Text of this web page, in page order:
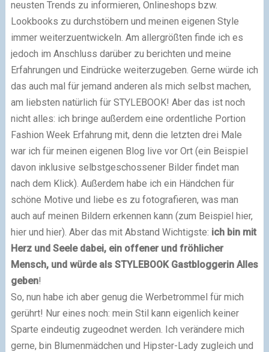
neusten Trends zu informieren, Onlineshops bzw.
Lookbooks zu durchstöbern und meinen eigenen Style
immer weiterzuentwickeln. Am allergrößten finde ich es
jedoch im Anschluss darüber zu berichten und meine
Erfahrungen und Eindrücke weiterzugeben. Gerne würde ich
das auch mal für jemand anderen als mich selbst machen,
am liebsten natürlich für STYLEBOOK! Aber das ist noch
nicht alles: ich bringe außerdem eine ordentliche Portion
Fashion Week Erfahrung mit, denn die letzten drei Male
war ich für meinen eigenen Blog live vor Ort (ein Beispiel
davon inklusive selbstgeschossener Bilder findet man
nach dem Klick). Außerdem habe ich ein Händchen für
schöne Motive und liebe es zu fotografieren, was man
auch auf meinen Bildern erkennen kann (zum Beispiel hier,
hier und hier). Aber das mit Abstand Wichtigste: ich bin mit
Herz und Seele dabei, ein offener und fröhlicher
Mensch, und würde als STYLEBOOK Gastbloggerin Alles
geben!
So, nun habe ich aber genug die Werbetrommel für mich
gerührt! Nur eines noch: mein Stil kann eigenlich keiner
Sparte eindeutig zugeodnet werden. Ich verändere mich
gerne, bin Blumenmädchen und Hipster-Lady zugleich und